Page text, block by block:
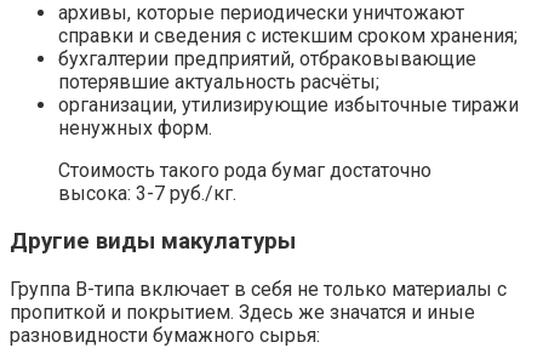
архивы, которые периодически уничтожают
справки и сведения с истекшим сроком хранения;
бухгалтерии предприятий, отбраковывающие
потерявшие актуальность расчёты;
организации, утилизирующие избыточные тиражи
ненужных форм.
Стоимость такого рода бумаг достаточно
высока: 3-7 руб./кг.
Другие виды макулатуры
Группа В-типа включает в себя не только материалы с
пропиткой и покрытием. Здесь же значатся и иные
разновидности бумажного сырья: